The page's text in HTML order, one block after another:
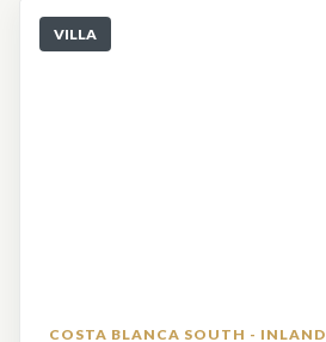
VILLA
COSTA BLANCA SOUTH - INLAND